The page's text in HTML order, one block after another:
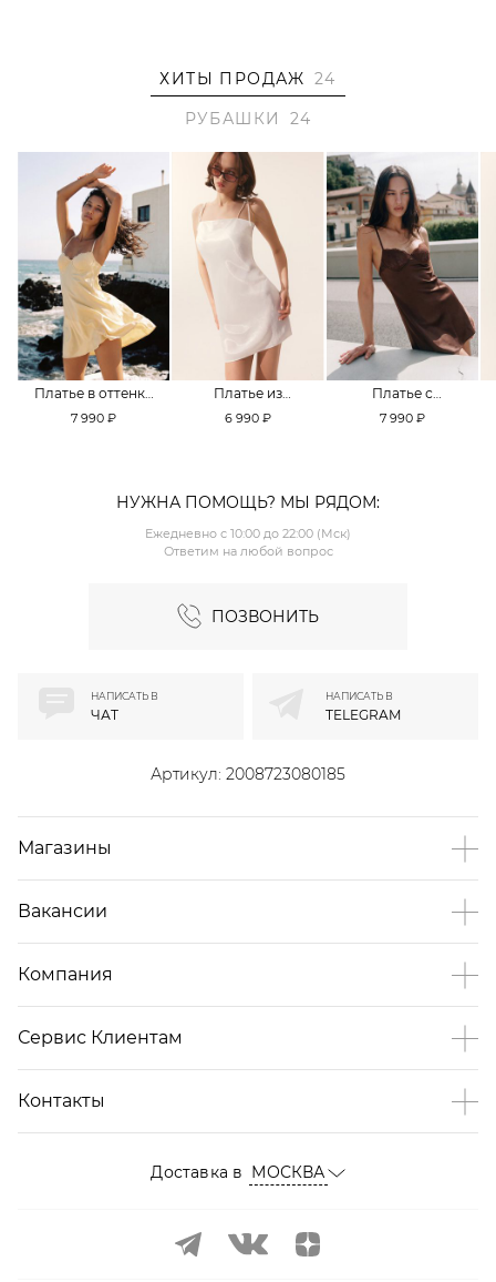
ХИТЫ ПРОДАЖ 24
РУБАШКИ
24
Платье в оттенке
Pale Banana
7 990 ₽
Платье из
смесовой вискозы
6 990 ₽
Платье с
кружевной
7 990 ₽
НУЖНА ПОМОЩЬ? МЫ РЯДОМ:
ПОЗВОНИТЬ
Ежедневно с 10:00 до 22:00 (Мск)
Ответим на любой вопрос
Артикул: 2008723080185
НАПИСАТЬ В
ЧАТ
НАПИСАТЬ В
TELEGRAM
Магазины
Вакансии
Компания
Сервис Клиентам
Контакты
Доставка в МОСКВА